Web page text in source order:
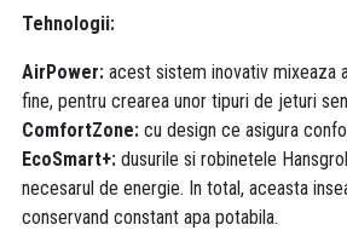
Tehnologii:
AirPower: acest sistem inovativ mixeaza
fine, pentru crearea unor tipuri de jeturi
ComfortZone: cu design ce asigura
EcoSmart+: dusurile si robinetele
necesarul de energie. In total, aceasta
conservand constant apa potabila.